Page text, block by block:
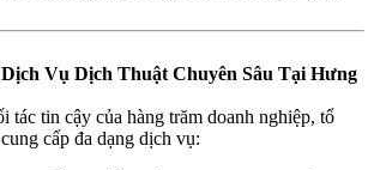
Vụ Dịch Thuật Chuyên Sâu Tại Hưng
tác tin cậy của hàng trăm doanh nghiệp, tổ
cấp đa dạng dịch vụ: